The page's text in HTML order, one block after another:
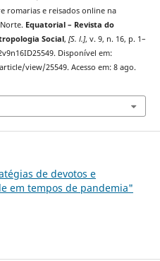
romarias e reisados online na
Equatorial – Revista do
Social, [S. l.], v. 9, n. 16, p. 1–
Disponível em:
view/25549. Acesso em: 8 ago.
de devotos e
em tempos de pandemia"